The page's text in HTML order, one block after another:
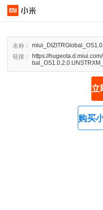
名称：
链接：
https://
立
购买